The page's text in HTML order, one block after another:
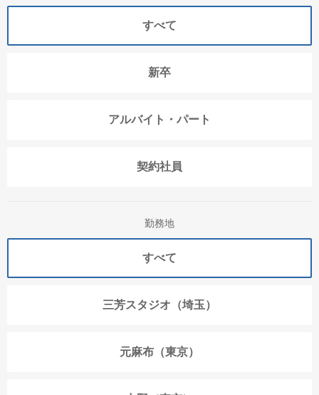
すべて
新卒
アルバイト・パート
契約社員
勤務地
すべて
三芳スタジオ（埼玉）
元麻布（東京）